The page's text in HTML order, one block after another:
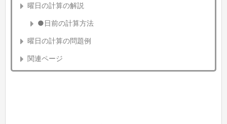
曜日の計算の解説
●日前の計算方法
曜日の計算の問題例
関連ページ